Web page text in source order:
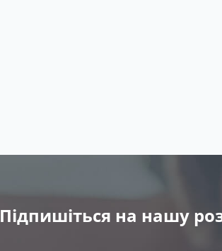
Підпишіться на нашу